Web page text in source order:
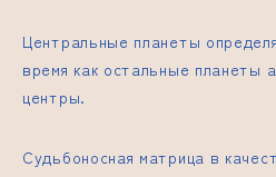
Центральные планеты
время как остальные планеты
центры.
Судьбоносная матрица в